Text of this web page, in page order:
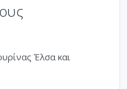
Έλσα και